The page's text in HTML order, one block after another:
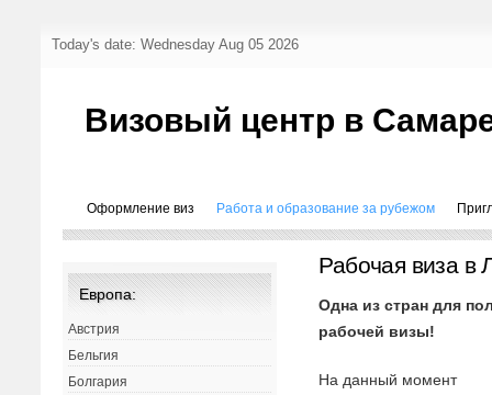
Today's date: Wednesday Aug 05 2026
Визовый центр в
Оформление виз Работа и образование за рубежом
Рабочая виза в
Одна из стран для
рабочей визы!
На данный момент
Европа:
Австрия
Бельгия
Болгария